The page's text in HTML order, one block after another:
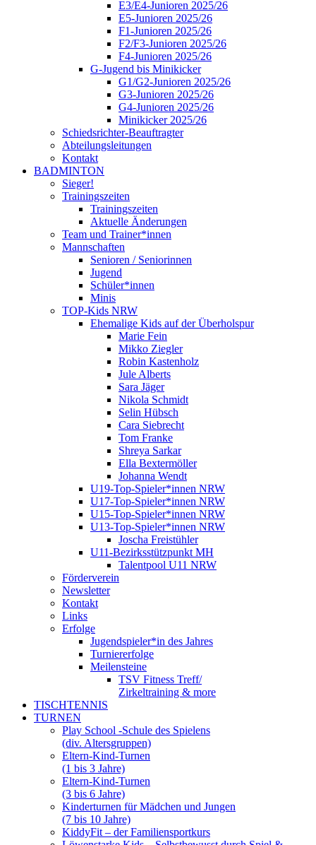
E3/E4-Junioren 2025/26
E5-Junioren 2025/26
F1-Junioren 2025/26
F2/F3-Junioren 2025/26
F4-Junioren 2025/26
G-Jugend bis Minikicker
G1/G2-Junioren 2025/26
G3-Junioren 2025/26
G4-Junioren 2025/26
Minikicker 2025/26
Schiedsrichter-Beauftragter
Abteilungsleitungen
Kontakt
BADMINTON
Sieger!
Trainingszeiten
Trainingszeiten
Aktuelle Änderungen
Team und Trainer*innen
Mannschaften
Senioren / Seniorinnen
Jugend
Schüler*innen
Minis
TOP-Kids NRW
Ehemalige Kids auf der Überholspur
Marie Fein
Mikko Ziegler
Robin Kastenholz
Jule Alberts
Sara Jäger
Nikola Schmidt
Selin Hübsch
Cara Siebrecht
Tom Franke
Shreya Sarkar
Ella Bextermöller
Johanna Wendt
U19-Top-Spieler*innen NRW
U17-Top-Spieler*innen NRW
U15-Top-Spieler*innen NRW
U13-Top-Spieler*innen NRW
Joscha Freistühler
U11-Bezirksstützpunkt MH
Talentpool U11 NRW
Förderverein
Newsletter
Kontakt
Links
Erfolge
Jugendspieler*in des Jahres
Turniererfolge
Meilensteine
TSV Fitness Treff/
Zirkeltraining & more
TISCHTENNIS
TURNEN
Play School -Schule des Spielens
(div. Altersgruppen)
Eltern-Kind-Turnen
(1 bis 3 Jahre)
Eltern-Kind-Turnen
(3 bis 6 Jahre)
Kinderturnen für Mädchen und Jungen
(7 bis 10 Jahre)
KiddyFit – der Familiensportkurs